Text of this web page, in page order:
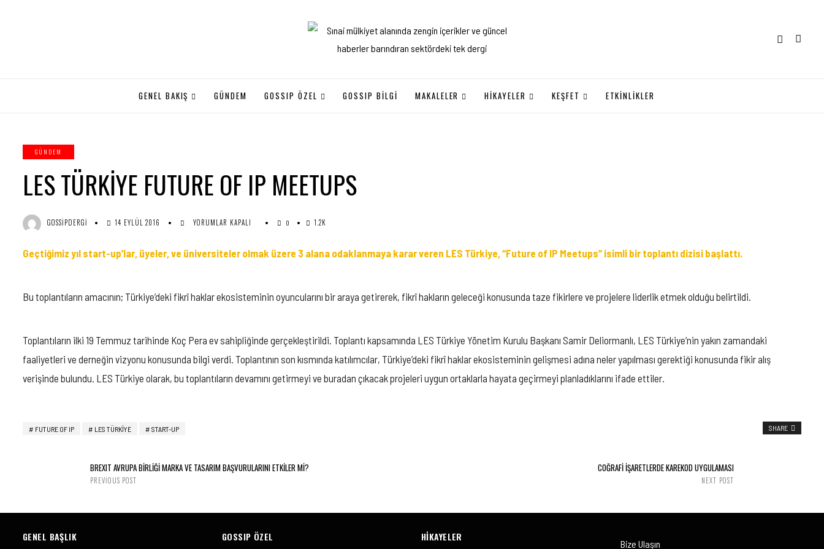
GENEL BAKIŞ GÜNDEM GOSSIP ÖZEL GOSSIP BILGI MAKALELER HİKAYELER KEŞFET ETKİNLİKLER
GÜNDEM
LES TÜRKİYE FUTURE OF IP MEETUPS
GOSSIPDERGI 14 EYLÜL 2016
LES
OF
IÇIN
YORUMLAR KAPALI 0 1.2K
Geçtiğimiz yıl start-up’lar, üyeler, ve üniversiteler olmak üzere 3 alana odaklanmaya karar veren LES Türkiye, “Future of IP Meetups” isimli bir toplantı dizisi başlattı.
Bu toplantıların amacının; Türkiye’deki fikrî haklar ekosisteminin oyuncularını bir araya getirerek, fikrî hakların geleceği konusunda taze fikirlere ve projelere liderlik etmek olduğu belirtildi.
Toplantıların ilki 19 Temmuz tarihinde Koç Pera ev sahipliğinde gerçekleştirildi. Toplantı kapsamında LES Türkiye Yönetim Kurulu Başkanı Samir Deliormanlı, LES Türkiye’nin yakın zamandaki
faaliyetleri ve derneğin vizyonu konusunda bilgi verdi. Toplantının son kısmında katılımcılar, Türkiye’deki fikrî haklar ekosisteminin gelişmesi adına neler yapılması gerektiği konusunda fikir alış
verişinde bulundu. LES Türkiye olarak, bu toplantıların devamını getirmeyi ve buradan çıkacak projeleri uygun ortaklarla hayata geçirmeyi planladıklarını ifade ettiler.
FUTURE OF IP LES TÜRKIYE START-UP SHARE
BREXIT AVRUPA BİRLİĞİ MARKA VE TASARIM BAŞVURULARINI ETKİLER Mİ?
PREVIOUS POST
COĞRAFİ İŞARETLERDE KAREKOD UYGULAMASI
NEXT POST
GENEL BAŞLIK GOSSIP ÖZEL HİKAYELER
Bize Ulaşın